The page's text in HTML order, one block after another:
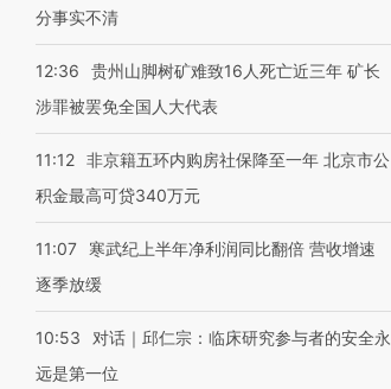
分事实不清
12:36
贵州山脚树矿难致16人死亡近三年 矿长
涉罪被罢免全国人大代表
11:12 非京籍五环内购房社保降至一年 北京市公
积金最高可贷340万元
11:07
寒武纪上半年净利润同比翻倍 营收增速
逐季放缓
10:53
对话｜邱仁宗：临床研究参与者的安全永
远是第一位